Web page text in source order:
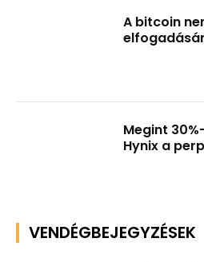
A bitcoin
Megint
Hynix a
VENDÉGBEJEGYZÉSEK